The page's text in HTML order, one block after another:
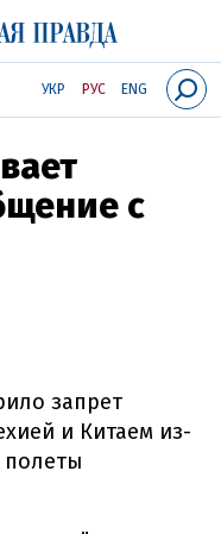
УКР РУС ENG
с
запрет
и Китаем из-